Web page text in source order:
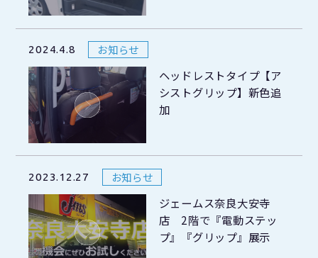
2024.4.8 お知らせ
ヘッドレストタイプ【ア
シストグリップ】新色追
加
2023.12.27 お知らせ
ジェームス奈良大安寺
店 2階で『電動ステッ
プ』『グリップ』展示